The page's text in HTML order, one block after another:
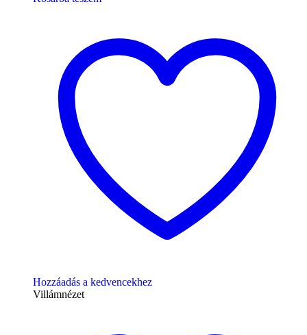
Hozzáadás a kedvencekhez
Villámnézet